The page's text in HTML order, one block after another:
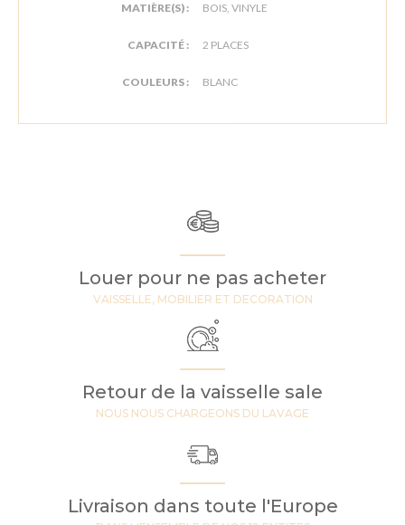
MATIÈRE(S) : BOIS, VINYLE
CAPACITÉ : 2 PLACES
COULEURS : BLANC
Louer pour ne pas acheter
VAISSELLE, MOBILIER ET DECORATION
Retour de la vaisselle sale
NOUS NOUS CHARGEONS DU LAVAGE
Livraison dans toute l'Europe